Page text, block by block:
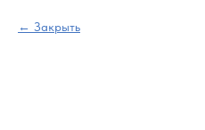
Закрыть